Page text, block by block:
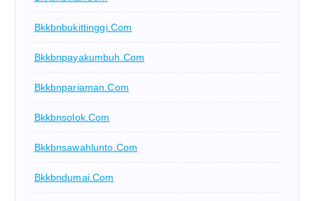
Bkkbnbukittinggi.com
Bkkbnpayakumbuh.com
Bkkbnpariaman.com
Bkkbnsolok.com
Bkkbnsawahlunto.com
Bkkbndumai.com